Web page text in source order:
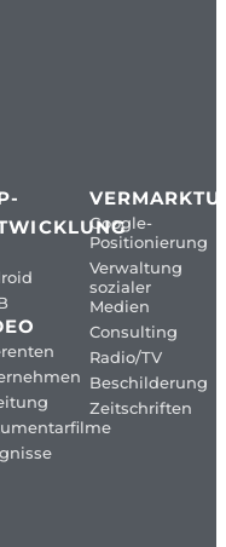
Google-
Positionierung
Verwaltung
sozialer
Medien
Consulting
Radio/TV
Beschilderung
Zeitschriften